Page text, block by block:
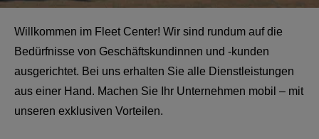
Geschäftskunden
Willkommen im Fleet Center! Wir sind rundum auf die
Bedürfnisse von Geschäftskundinnen und -kunden
ausgerichtet. Bei uns erhalten Sie alle Dienstleistungen
aus einer Hand. Machen Sie Ihr Unternehmen mobil – mit
unseren exklusiven Vorteilen.